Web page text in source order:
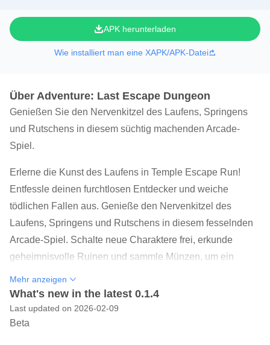
APK herunterladen
Wie installiert man eine XAPK/APK-Datei
Über Adventure: Last Escape Dungeon
Genießen Sie den Nervenkitzel des Laufens, Springens
und Rutschens in diesem süchtig machenden Arcade-
Spiel.
Erlerne die Kunst des Laufens in Temple Escape Run!
Entfessle deinen furchtlosen Entdecker und weiche
tödlichen Fallen aus. Genieße den Nervenkitzel des
Laufens, Springens und Rutschens in diesem fesselnden
Arcade-Spiel. Schalte neue Charaktere frei, erkunde
geheimnisvolle Ruinen und sammle Münzen, um ein
Funktionen:
*Ein spaßiges Lauferlebnis, das dich nicht mehr loslässt.
Mehr anzeigen
What's new in the latest 0.1.4
Last updated on 2026-02-09
Beta